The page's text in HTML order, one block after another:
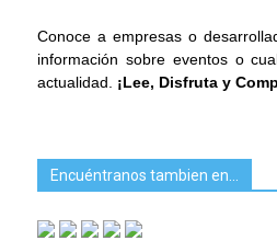
Conoce a empresas o
información sobre eventos o
actualidad. ¡Lee, Disfruta y
Encuéntranos tambien en…